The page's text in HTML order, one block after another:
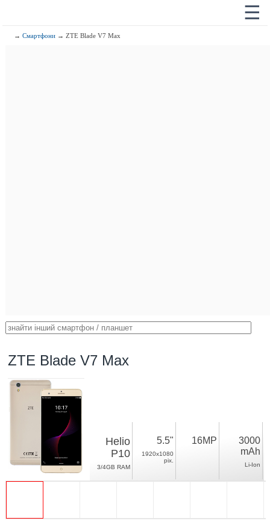
☰
→Смартфони → ZTE Blade V7 Max
ZTE Blade V7 Max
Helio
P10
3/4GB RAM
5.5"
1920x1080
pix.
16MP
3000
mAh
Li-Ion